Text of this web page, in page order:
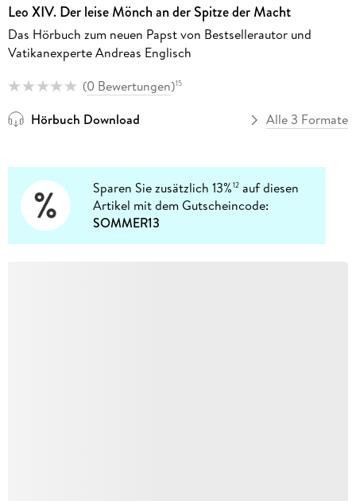
Leo XIV. Der leise Mönch an der Spitze der Macht
Das Hörbuch zum neuen Papst von Bestsellerautor und
Vatikanexperte Andreas Englisch
(0 Bewertungen)15
Hörbuch Download Alle 3 Formate
Sparen Sie zusätzlich 13%12 auf diesen
Artikel mit dem Gutscheincode:
SOMMER13